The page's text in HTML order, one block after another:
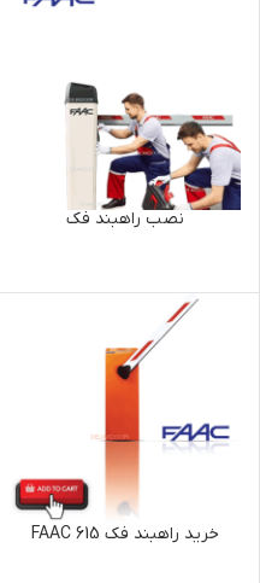
نصب راهبند فک
خرید راهبند فک FAAC 615